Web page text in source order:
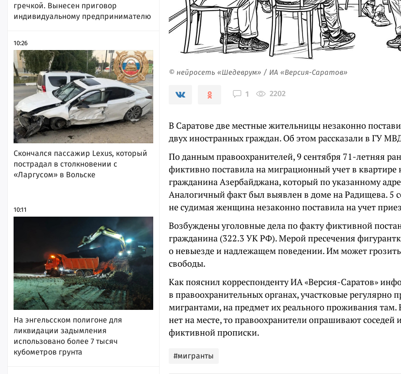
гречкой. Вынесен приговор
индивидуальному предпринимателю
10:26
Скончался пассажир Lexus, который
пострадал в столкновении с
«Ларгусом» в Вольске
10:11
На энгельсском полигоне для
ликвидации задымления
использовано более 7 тысяч
кубометров грунта
© нейросеть «Шедеврум» / ИА «Версия-Саратов»
1 2202
В Саратове две местные жительницы незаконно
двух иностранных граждан. Об этом рассказали в ГУ
По данным правоохранителей, 9 сентября 71-летняя
фиктивно поставила на миграционный учет в квартире
гражданина Азербайджана, который по указанному
Аналогичный факт был выявлен в доме на Радищева. 5
не судимая женщина незаконно поставила на учет
Возбуждены уголовные дела по факту фиктивной
гражданина (322.3 УК РФ). Мерой пресечения
о невыезде и надлежащем поведении. Им может
свободы.
Как пояснил корреспонденту ИА «Версия-Саратов»
в правоохранительных органах, участковые регулярно
мигрантами, на предмет их реального проживания там.
нет на месте, то правоохранители опрашивают соседей
фиктивной прописки.
#мигранты